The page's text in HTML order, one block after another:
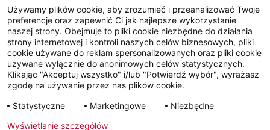
Facebook YouTube LinkedIn
Instagram
Używamy plików cookie, aby zrozumieć i przeanalizować Twoje
preferencje oraz zapewnić Ci jak najlepsze wykorzystanie
naszej strony. Obejmuje to pliki cookie niezbędne do działania
strony internetowej i kontroli naszych celów biznesowych, pliki
cookie używane do reklam spersonalizowanych oraz pliki cookie
używane wyłącznie do anonimowych celów statystycznych.
Klikając "Akceptuj wszystko" i/lub "Potwierdź wybór", wyrażasz
zgodę na używanie przez nas plików cookie.
Statystyczne
Marketingowe Niezbędne
Wyświetlanie szczegółów